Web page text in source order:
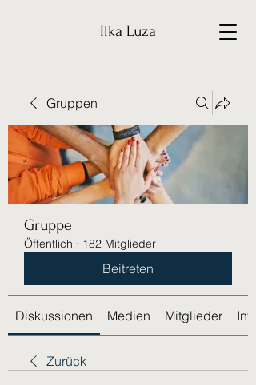
Ilka Luza
Gruppen
Gruppe
Öffentlich · 182 Mitglieder
Beitreten
Diskussionen Medien Mitglieder Info
Zurück